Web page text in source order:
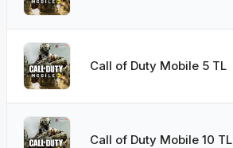
Call of Duty Mobile 5 TL
Call of Duty Mobile 10 TL